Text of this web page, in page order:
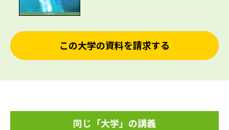
この大学の資料を請求する
同じ「大学」の講義